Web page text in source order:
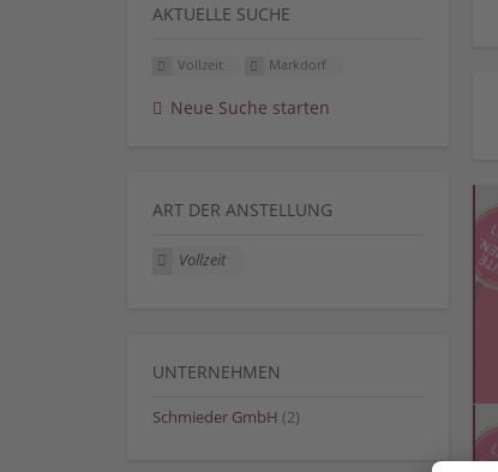
AKTUELLE SUCHE
Vollzeit Markdorf
Neue Suche starten
ART DER ANSTELLUNG
Vollzeit
UNTERNEHMEN
Schmieder GmbH (2)